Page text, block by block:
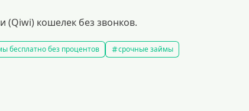
(Qiwi) кошелек без звонков.
бесплатно без процентов
срочные займы